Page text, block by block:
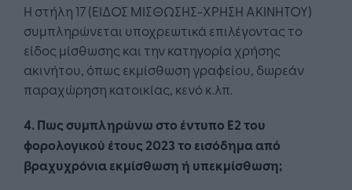
Η στήλη 17 (ΕΙΔΟΣ ΜΙΣΘΩΣΗΣ-ΧΡΗΣΗ ΑΚΙΝΗΤΟΥ)
συμπληρώνεται υποχρεωτικά επιλέγοντας το
είδος μίσθωσης και την κατηγορία χρήσης
ακινήτου, όπως εκμίσθωση γραφείου, δωρεάν
παραχώρηση κατοικίας, κενό κ.λπ.
4. Πως συμπληρώνω στο έντυπο Ε2 του
φορολογικού έτους 2023 το εισόδημα από
βραχυχρόνια εκμίσθωση ή υπεκμίσθωση;